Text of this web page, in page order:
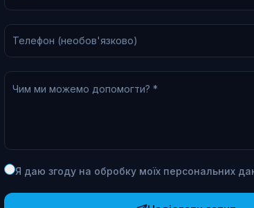
Телефон (необов'язково)
Чим ми можемо допомогти? *
Я даю згоду на обробку моїх персональних